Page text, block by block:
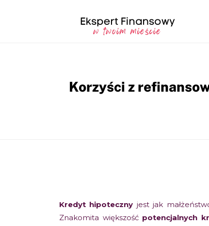
Korzyści z
Kredyt hipoteczny jest jak
Znakomita większość potencjalnych